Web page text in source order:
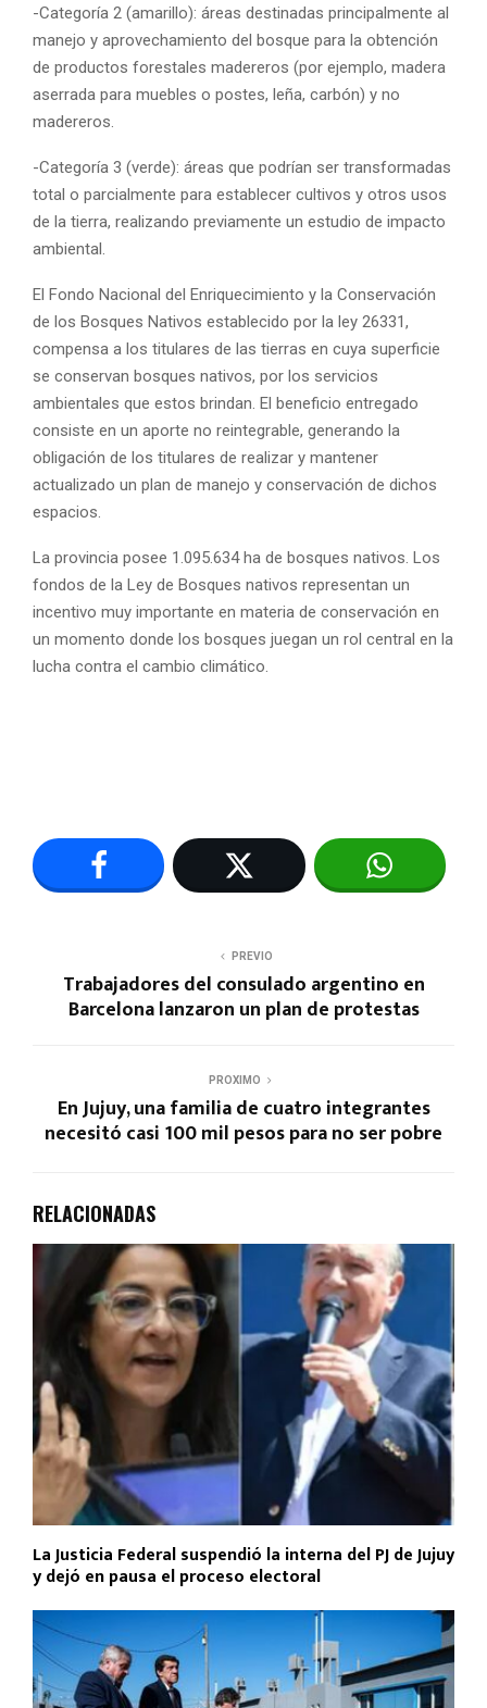
-Categoría 2 (amarillo): áreas destinadas principalmente al
manejo y aprovechamiento del bosque para la obtención
de productos forestales madereros (por ejemplo, madera
aserrada para muebles o postes, leña, carbón) y no
madereros.
-Categoría 3 (verde): áreas que podrían ser transformadas
total o parcialmente para establecer cultivos y otros usos
de la tierra, realizando previamente un estudio de impacto
ambiental.
El Fondo Nacional del Enriquecimiento y la Conservación
de los Bosques Nativos establecido por la ley 26331,
compensa a los titulares de las tierras en cuya superficie
se conservan bosques nativos, por los servicios
ambientales que estos brindan. El beneficio entregado
consiste en un aporte no reintegrable, generando la
obligación de los titulares de realizar y mantener
actualizado un plan de manejo y conservación de dichos
espacios.
La provincia posee 1.095.634 ha de bosques nativos. Los
fondos de la Ley de Bosques nativos representan un
incentivo muy importante en materia de conservación en
un momento donde los bosques juegan un rol central en la
lucha contra el cambio climático.
PREVIO
Trabajadores del consulado argentino en
Barcelona lanzaron un plan de protestas
PROXIMO
En Jujuy, una familia de cuatro integrantes
necesitó casi 100 mil pesos para no ser pobre
RELACIONADAS
La Justicia Federal suspendió la interna del PJ de Jujuy
y dejó en pausa el proceso electoral